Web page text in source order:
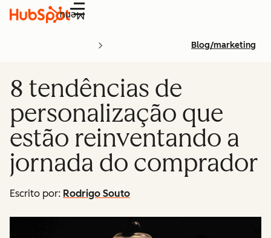
Menu
Blog/marketing
8 tendências de
personalização que
estão reinventando a
jornada do comprador
Escrito por: Rodrigo Souto